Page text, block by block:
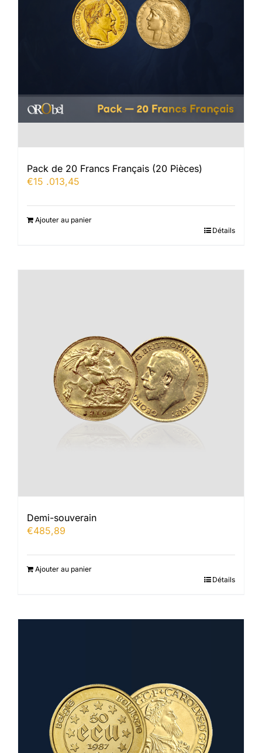
Pack de 20 Francs Français (20 Pièces)
€15 .013,45
Ajouter au panier
Détails
Demi-souverain
€485,89
Ajouter au panier
Détails